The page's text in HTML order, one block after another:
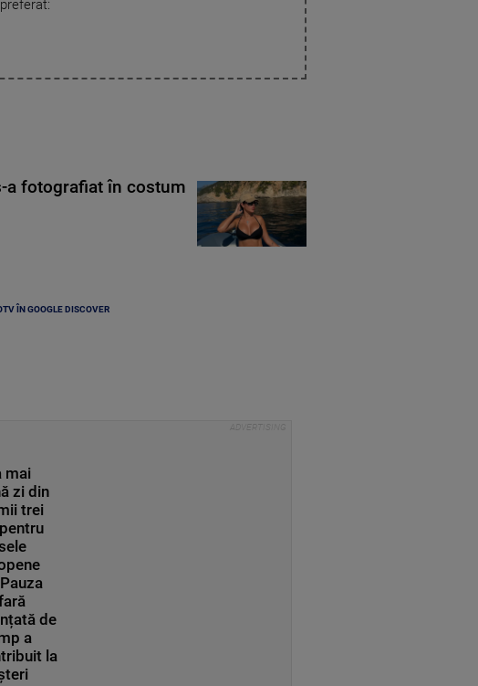
a fotografiat în costum
ÎN GOOGLE DISCOVER
mai
zi din
trei
de
a
la